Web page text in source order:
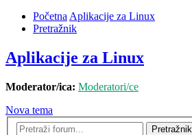
PočetnaAplikacije za Linux
Pretražnik
Aplikacije za Linux
Moderator/ica: Moderatori/ce
Nova tema
Pretražnik